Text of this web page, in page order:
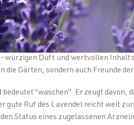
würzigen Duft und wertvollen
Gärten, sondern auch Freunde
“waschen”. Er zeugt davon,
Ruf des Lavendel reicht weit
Status eines zugelassenen